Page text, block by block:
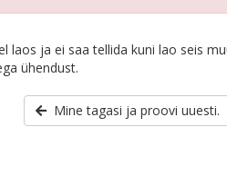
laos ja ei saa tellida kuni lao seis
ühendust.
Mine tagasi ja proovi uuesti.